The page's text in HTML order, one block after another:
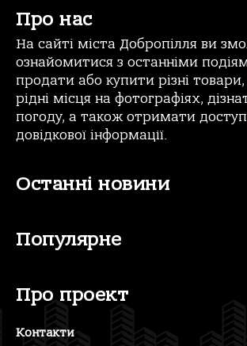
Про нас
На сайті міста Добропілля ви
ознайомитися з останніми
продати або купити різні
рідні місця на фотографіях,
погоду, а також отримати
довідкової інформації.
Останні новини
Популярне
Про проект
Контакти